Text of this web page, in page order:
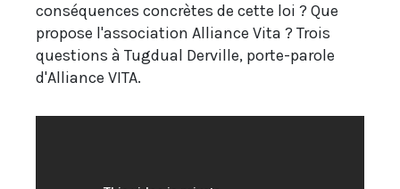
conséquences concrètes de cette loi ? Que
propose l'association Alliance Vita ? Trois
questions à Tugdual Derville, porte-parole
d'Alliance VITA.